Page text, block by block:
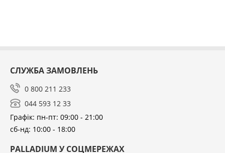
СЛУЖБА ЗАМОВЛЕНЬ
0 800 211 233
044 593 12 33
Графік: пн-пт: 09:00 - 21:00
сб-нд: 10:00 - 18:00
PALLADIUM У СОЦМЕРЕЖАХ